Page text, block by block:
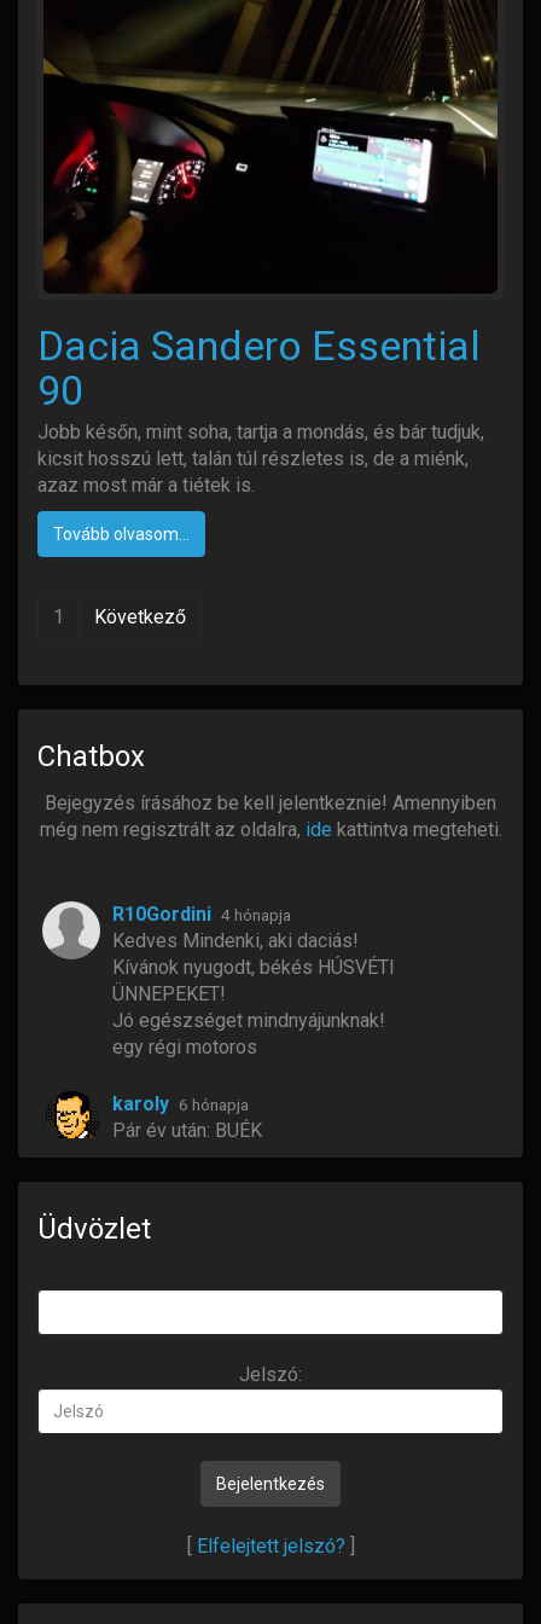
Dacia Sandero Essential
90
Jobb későn, mint soha, tartja a mondás, és bár tudjuk,
kicsit hosszú lett, talán túl részletes is, de a miénk,
azaz most már a tiétek is.
Tovább olvasom...
1 Következő
Chatbox
Bejegyzés írásához be kell jelentkeznie! Amennyiben
még nem regisztrált az oldalra, ide kattintva megteheti.
R10Gordini 4 hónapja
Kedves Mindenki, aki daciás!
Kívánok nyugodt, békés HÚSVÉTI
ÜNNEPEKET!
Jó egészséget mindnyájunknak!
egy régi motoros
karoly 6 hónapja
Pár év után: BUÉK
Zolkabacsi 6 hónapja
BÚÉK Fiúk
7 hónapja
Olcsó benzinben bővelkedő, békés,
nyugodtabb új évet kívánok, mindenkinek.
R10Gordini 7 hónapja
Üdv!
Nagyon boldog, békés KARÁCSONYT kívánok
Üdvözlet
Jelszó:
Elfelejtett jelszó?